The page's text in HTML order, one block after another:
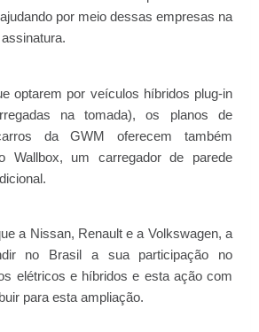
por meio dessas empresas na
optarem por veículos híbridos plug-in
na tomada), os planos de
da GWM oferecem também
Wallbox, um carregador de parede
a Nissan, Renault e a Volkswagen, a
no Brasil a sua participação no
elétricos e híbridos e esta ação com
para esta ampliação.